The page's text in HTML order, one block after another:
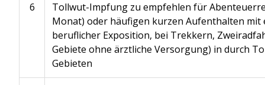
6
Tollwut-Impfung zu empfehlen für
Monat) oder häufigen kurzen Aufenthalten mit
beruflicher Exposition, bei Trekkern,
Gebiete ohne ärztliche Versorgung) in durch
Gebieten